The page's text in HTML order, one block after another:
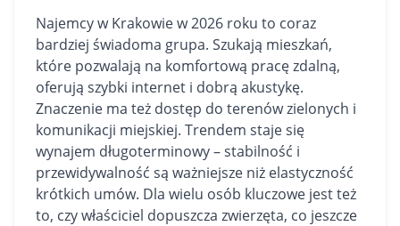
Najemcy w Krakowie w 2026 roku to coraz
bardziej świadoma grupa. Szukają mieszkań,
które pozwalają na komfortową pracę zdalną,
oferują szybki internet i dobrą akustykę.
Znaczenie ma też dostęp do terenów zielonych i
komunikacji miejskiej. Trendem staje się
wynajem długoterminowy – stabilność i
przewidywalność są ważniejsze niż elastyczność
krótkich umów. Dla wielu osób kluczowe jest też
to, czy właściciel dopuszcza zwierzęta, co jeszcze